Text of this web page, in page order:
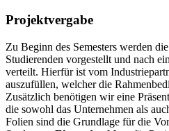
Projektvergabe
Zu Beginn des Semesters werden
Studierenden vorgestellt und nach
verteilt. Hierfür ist vom
auszufüllen, welcher die
Zusätzlich benötigen wir eine
die sowohl das Unternehmen als
Folien sind die Grundlage für die